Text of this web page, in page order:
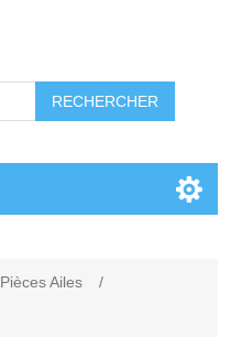
RECHERCHER
Pièces Ailes
/